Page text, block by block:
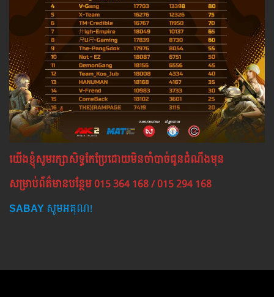
យើង​ខ្ញុំ​សូម​រក្សា​សិទ្ធ​កែ​ប្រែ​ដោយ​មិន​ចាំ​បាច់​ជូន​ដំណឹង​មុន
សម្រាប់​ព័ត៌មាន​បន្ថែម​ 015 364 168 / 015 294 168
SABAY សូមអគុណ!